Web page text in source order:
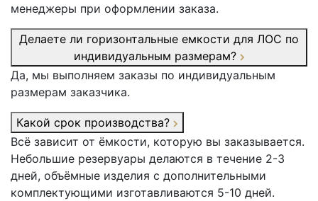
менеджеры при оформлении заказа.
Делаете ли горизонтальные емкости для ЛОС по
индивидуальным размерам?
Да, мы выполняем заказы по индивидуальным
размерам заказчика.
Какой срок производства?
Всё зависит от ёмкости, которую вы заказывается.
Небольшие резервуары делаются в течение 2-3
дней, объёмные изделия с дополнительными
комплектующими изготавливаются 5-10 дней.